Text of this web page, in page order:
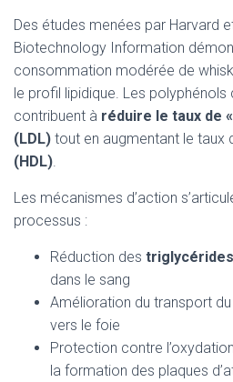
Des études menées par Harvard
Biotechnology Information
consommation modérée de
le profil lipidique. Les
contribuent à réduire le taux de
(LDL) tout en augmentant le taux
(HDL).
Les mécanismes d’action
processus :
Réduction des triglycérides
dans le sang
Amélioration du transport
vers le foie
Protection contre
la formation des plaques